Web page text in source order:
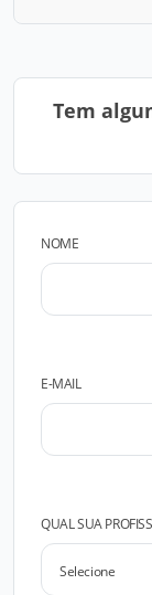
Tem
NOME
E-MAIL
QUAL SUA